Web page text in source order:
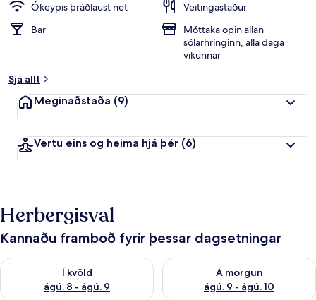
Ókeypis þráðlaust net
Veitingastaður
Bar
Móttaka opin allan
sólarhringinn, alla daga
vikunnar
Sjá allt
Meginaðstaða (9)
Vertu eins og heima hjá þér (6)
Herbergisval
Kannaðu framboð fyrir þessar dagsetningar
Í kvöld
ágú. 8 - ágú. 9
Athuga framboð í kvöld ágú. 8 - ágú. 9
Á morgun
ágú. 9 - ágú. 10
Athuga framboð á morgun